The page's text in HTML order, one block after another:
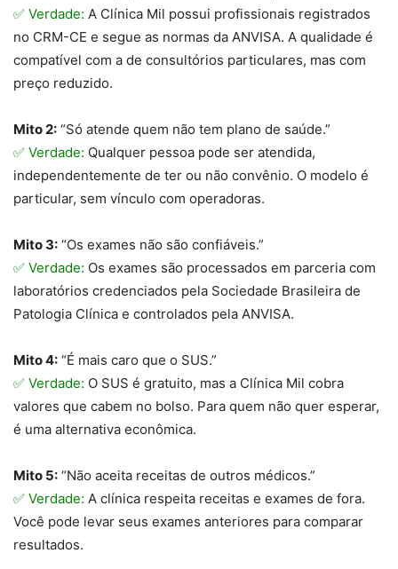
✅ Verdade: A Clínica Mil possui profissionais registrados
no CRM-CE e segue as normas da ANVISA. A qualidade é
compatível com a de consultórios particulares, mas com
preço reduzido.
Mito 2: “Só atende quem não tem plano de saúde.”
✅ Verdade: Qualquer pessoa pode ser atendida,
independentemente de ter ou não convênio. O modelo é
particular, sem vínculo com operadoras.
Mito 3: “Os exames não são confiáveis.”
✅ Verdade: Os exames são processados em parceria com
laboratórios credenciados pela Sociedade Brasileira de
Patologia Clínica e controlados pela ANVISA.
Mito 4: “É mais caro que o SUS.”
✅ Verdade: O SUS é gratuito, mas a Clínica Mil cobra
valores que cabem no bolso. Para quem não quer esperar,
é uma alternativa econômica.
Mito 5: “Não aceita receitas de outros médicos.”
✅ Verdade: A clínica respeita receitas e exames de fora.
Você pode levar seus exames anteriores para comparar
resultados.